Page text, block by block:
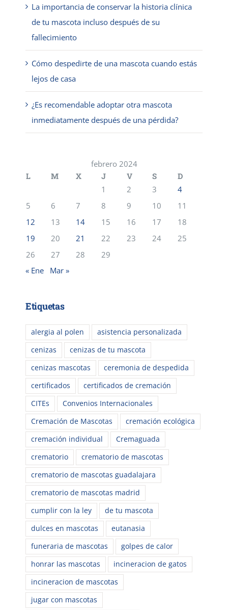
La importancia de conservar la historia clínica
de tu mascota incluso después de su
fallecimiento
Cómo despedirte de una mascota cuando estás
lejos de casa
¿Es recomendable adoptar otra mascota
inmediatamente después de una pérdida?
febrero 2024
L
M X J V S
D
1
2 3
4
5
6 7 8 9 10
11
12
13 14 15 16 17
18
19
20 21 22 23 24
25
26
27 28
29
« Ene
Mar »
Etiquetas
alergia al polen
asistencia personalizada
cenizas
cenizas de tu mascota
cenizas mascotas
ceremonia de despedida
certificados
certificados de cremación
CITEs
Convenios Internacionales
Cremación de Mascotas
cremación ecológica
cremación individual
Cremaguada
crematorio
crematorio de mascotas
crematorio de mascotas guadalajara
crematorio de mascotas madrid
cumplir con la ley
de tu mascota
dulces en mascotas
eutanasia
funeraria de mascotas
golpes de calor
honrar las mascotas
incineracion de gatos
incineracion de mascotas
jugar con mascotas